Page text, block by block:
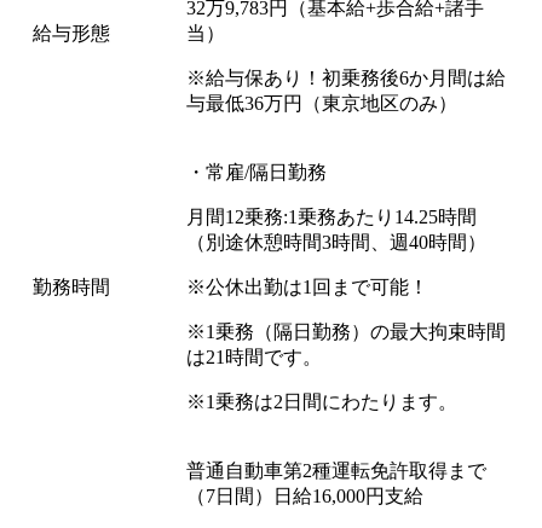
給与形態
32万9,783円（基本給+歩合給+諸手
当）
※給与保あり！初乗務後6か月間は給
与最低36万円（東京地区のみ）
勤務時間
・常雇/隔日勤務
月間12乗務:1乗務あたり14.25時間
（別途休憩時間3時間、週40時間）
※公休出勤は1回まで可能！
※1乗務（隔日勤務）の最大拘束時間
は21時間です。
※1乗務は2日間にわたります。
普通自動車第2種運転免許取得まで
（7日間）日給16,000円支給